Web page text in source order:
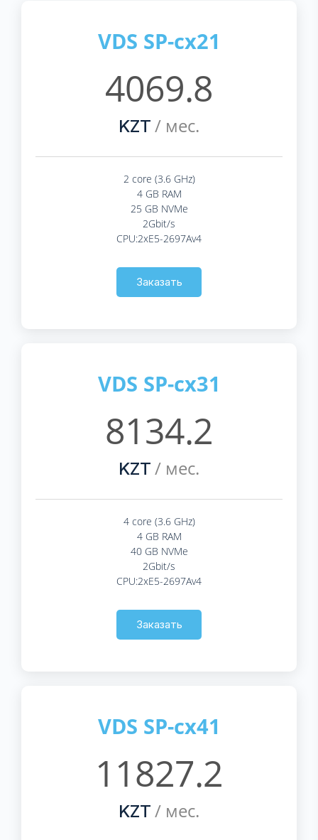
VDS SP-cx21
4069.8
KZT / мес.
2 core (3.6 GHz)
4 GB RAM
25 GB NVMe
2Gbit/s
CPU:2xE5-2697Av4
Заказать
VDS SP-cx31
8134.2
KZT / мес.
4 core (3.6 GHz)
4 GB RAM
40 GB NVMe
2Gbit/s
CPU:2xE5-2697Av4
Заказать
VDS SP-cx41
11827.2
KZT / мес.